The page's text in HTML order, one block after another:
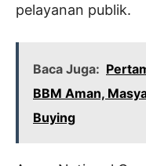
pelayanan publik.
Baca Juga:
BBM Aman,
Buying